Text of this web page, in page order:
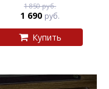
1 850 руб.
1 690 руб.
Купить